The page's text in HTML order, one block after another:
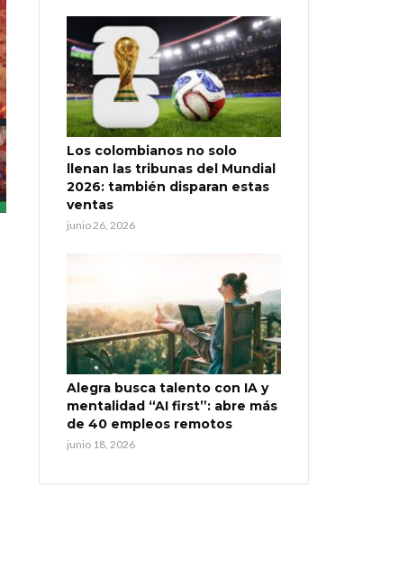
Los colombianos no solo
llenan las tribunas del Mundial
2026: también disparan estas
ventas
junio 26, 2026
Alegra busca talento con IA y
mentalidad “AI first”: abre más
de 40 empleos remotos
junio 18, 2026